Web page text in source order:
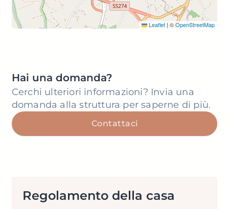
Leaflet | ©OpenStreetMap
Hai una domanda?
Cerchi ulteriori informazioni? Invia una
domanda alla struttura per saperne di più.
Contattaci
Regolamento della casa